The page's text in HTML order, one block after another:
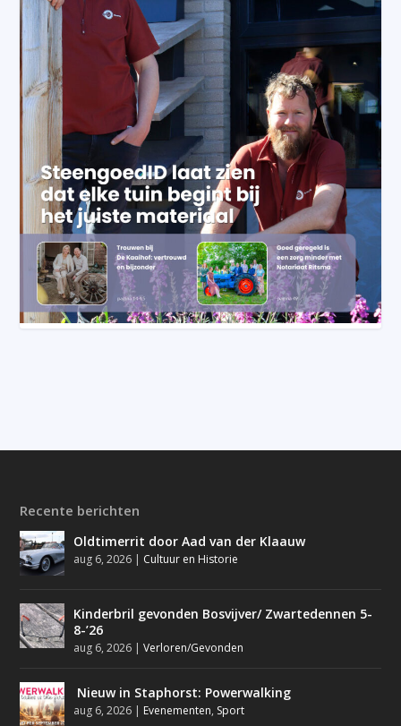
Recente berichten
Oldtimerrit door Aad van der Klaauw
aug 6, 2026 | Cultuur en Historie
Kinderbril gevonden Bosvijver/ Zwartedennen 5-
8-’26
aug 6, 2026 |Verloren/Gevonden
Nieuw in Staphorst: Powerwalking
aug 6, 2026 | Evenementen, Sport